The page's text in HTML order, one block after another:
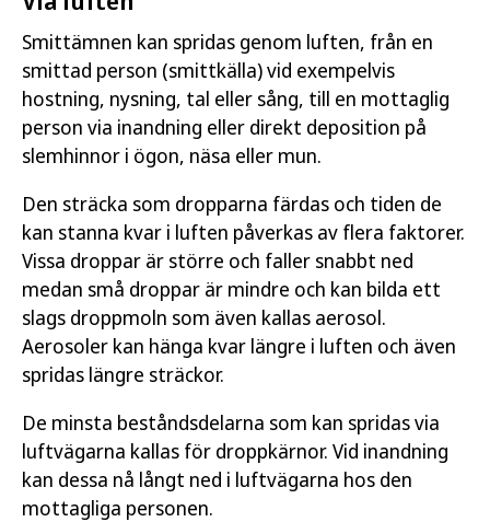
Smittämnen kan spridas genom luften, från en
smittad person (smittkälla) vid exempelvis
hostning, nysning, tal eller sång, till en mottaglig
person via inandning eller direkt deposition på
slemhinnor i ögon, näsa eller mun.
Den sträcka som dropparna färdas och tiden de
kan stanna kvar i luften påverkas av flera faktorer.
Vissa droppar är större och faller snabbt ned
medan små droppar är mindre och kan bilda ett
slags droppmoln som även kallas aerosol.
Aerosoler kan hänga kvar längre i luften och även
spridas längre sträckor.
De minsta beståndsdelarna som kan spridas via
luftvägarna kallas för droppkärnor. Vid inandning
kan dessa nå långt ned i luftvägarna hos den
mottagliga personen.